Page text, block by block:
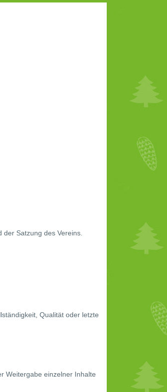
Satzung des Vereins.
Qualität oder letzte
Weitergabe einzelner Inhalte